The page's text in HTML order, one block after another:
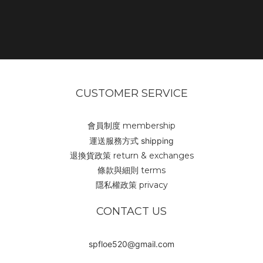
CUSTOMER SERVICE
會員制度 membership
運送服務方式 shipping
退換貨政策 return & exchanges
條款與細則 terms
隱私權政策 privacy
CONTACT US
spfloe520@gmail.com